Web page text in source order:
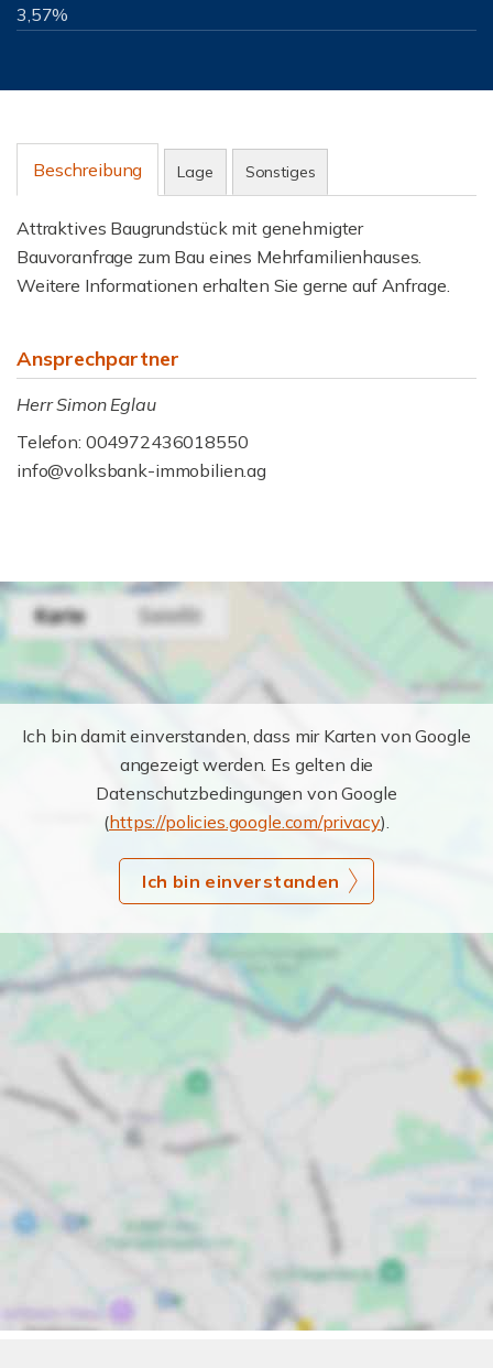
3,57%
Beschreibung Lage Sonstiges
Attraktives Baugrundstück mit genehmigter
Bauvoranfrage zum Bau eines Mehrfamilienhauses.
Weitere Informationen erhalten Sie gerne auf Anfrage.
Ansprechpartner
Herr Simon Eglau
Telefon: 004972436018550
info@volksbank-immobilien.ag
Ich bin damit einverstanden, dass mir Karten von Google
angezeigt werden. Es gelten die
Datenschutzbedingungen von Google
(https://policies.google.com/privacy).
Ich bin einverstanden